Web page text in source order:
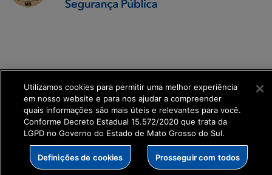
get_footer();
Utilizamos cookies para permitir uma melhor experiência
em nosso website e para nos ajudar a compreender
quais informações são mais úteis e relevantes para você.
Conforme Decreto Estadual 15.572/2020 que trata da
LGPD no Governo do Estado de Mato Grosso do Sul.
Definições de cookies Prosseguir com todos